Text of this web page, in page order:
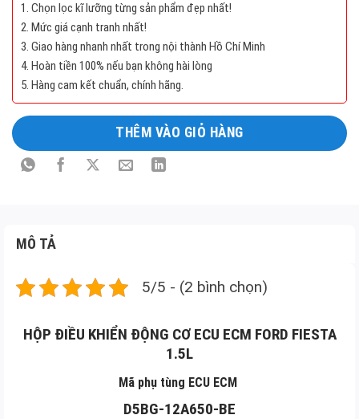
S180156308E0, S18 015 630 8E0
D5BG12A650BE , D5BG-12A650-BE
Long
1. Chọn lọc kĩ lưỡng từng sản phẩm đẹp nhất!
2. Mức giá cạnh tranh nhất!
3. Giao hàng nhanh nhất trong nội thành Hồ Chí Minh
4. Hoàn tiền 100% nếu bạn không hài lòng
5. Hàng cam kết chuẩn, chính hãng.
THÊM VÀO GIỎ HÀNG
MÔ TẢ
5/5 - (2 bình chọn)
HỘP ĐIỀU KHIỂN ĐỘNG CƠ ECU ECM FORD FIESTA
1.5L
Mã phụ tùng ECU ECM
D5BG-12A650-BE